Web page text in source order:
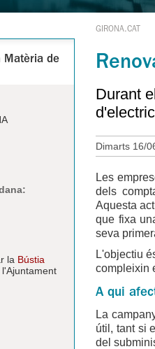
Matèria de
la Bústia
l'Ajuntament
GIRONA.CAT
Durant
Dimarts 16/
Les
dels
Aquesta
que fixa
seva
L'objectiu
compleixin
A qui
La
útil, tant si
del